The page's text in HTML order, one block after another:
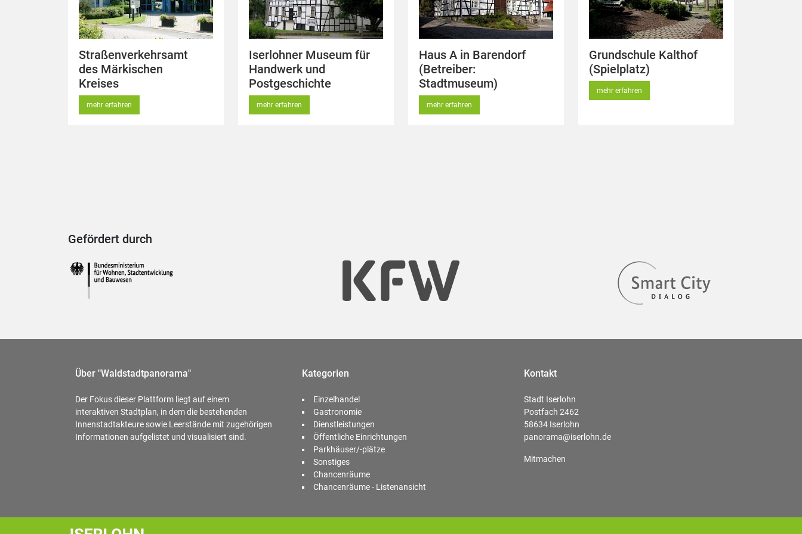
Straßenverkehrsamt
des Märkischen
Kreises
mehr erfahren
Iserlohner Museum für
Handwerk und
Postgeschichte
mehr erfahren
Haus A in Barendorf
(Betreiber:
Stadtmuseum)
mehr erfahren
Grundschule Kalthof
(Spielplatz)
mehr erfahren
Gefördert durch
Über "Waldstadtpanorama"
Der Fokus dieser Plattform liegt auf einem
interaktiven Stadtplan, in dem die bestehenden
Innenstadtakteure sowie Leerstände mit zugehörigen
Informationen aufgelistet und visualisiert sind.
Kategorien
Einzelhandel
Gastronomie
Dienstleistungen
Öffentliche Einrichtungen
Parkhäuser/-plätze
Sonstiges
Chancenräume
Chancenräume - Listenansicht
Kontakt
Stadt Iserlohn
Postfach 2462
58634 Iserlohn
panorama@iserlohn.de
Mitmachen